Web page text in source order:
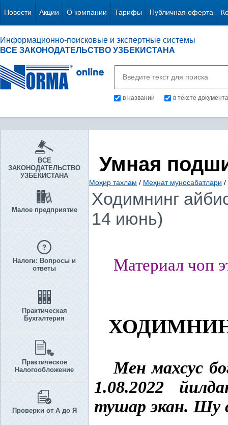
Новости Акции О компании Тарифы Публичная оферта
Информационно-поисковые и экспертные системы
ВСЕ ЗАКОНОДАТЕЛЬСТВО УЗБЕКИСТАНА
в названии в тексте документа
ВСЕ
ЗАКОНОДАТЕЛЬСТВО
УЗБЕКИСТАНА
Малое предприятие
Налоги: Вопросы и
ответы
Практическая
Бухгалтерия
Практическое
Налогообложение
Проверки от А до Я
Умная
Моҳир тахлам / Меҳнат муносабатлари /
Ходимнинг
14 июнь)
Материал чоп
Мен махсус бо
1.08.2022
тушар экан. Шу